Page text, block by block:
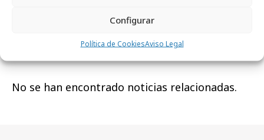
Configurar
Política de CookiesAviso Legal
Noticias Relacionadas
No se han encontrado noticias relacionadas.